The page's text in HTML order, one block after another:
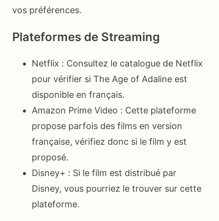
vos préférences.
Plateformes de Streaming
Netflix : Consultez le catalogue de Netflix
pour vérifier si The Age of Adaline est
disponible en français.
Amazon Prime Video : Cette plateforme
propose parfois des films en version
française, vérifiez donc si le film y est
proposé.
Disney+ : Si le film est distribué par
Disney, vous pourriez le trouver sur cette
plateforme.